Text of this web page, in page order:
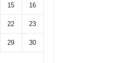
15 16
22 23
29 30